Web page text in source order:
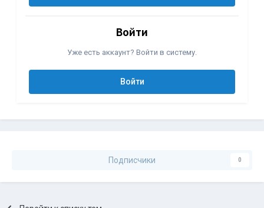
Войти
Уже есть аккаунт? Войти в систему.
Войти
Подписчики 0